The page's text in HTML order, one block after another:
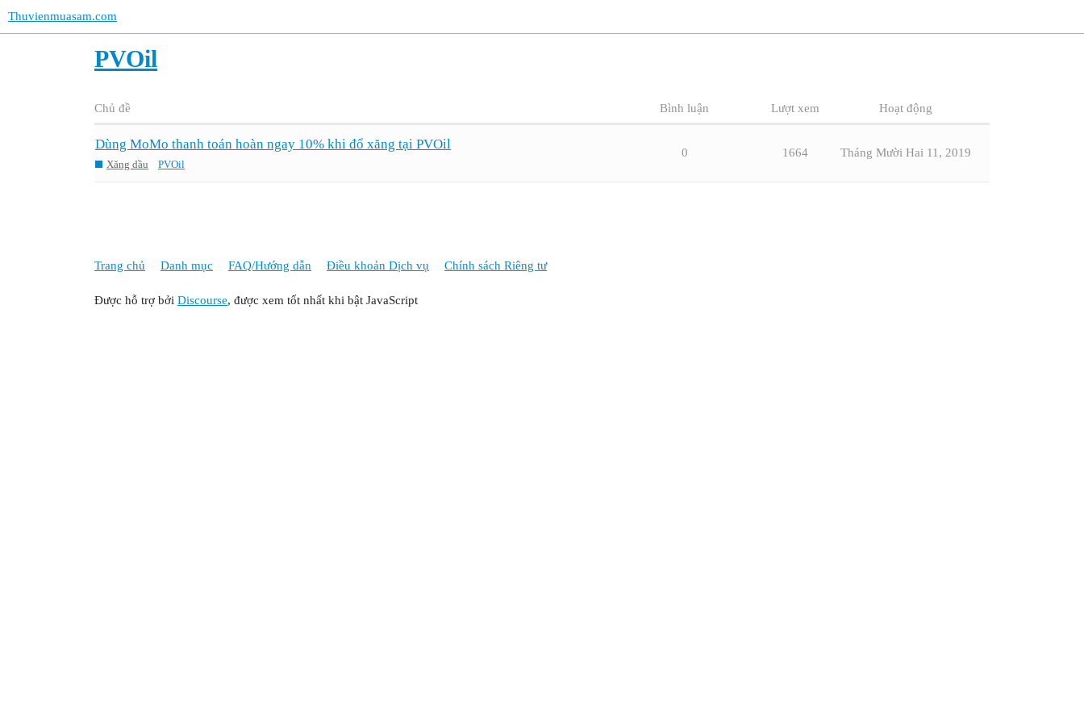
Thuvienmuasam.com
PVOil
Chủ đề Bình luận Lượt xem Hoạt động
Dùng MoMo thanh toán hoàn ngay 10% khi đổ xăng tại PVOil
Xăng dầu PVOil
0 1664 Tháng Mười Hai 11, 2019
Trang chủ Danh mục FAQ/Hướng dẫn Điều khoản Dịch vụ Chính sách Riêng tư
Được hỗ trợ bởi Discourse, được xem tốt nhất khi bật JavaScript